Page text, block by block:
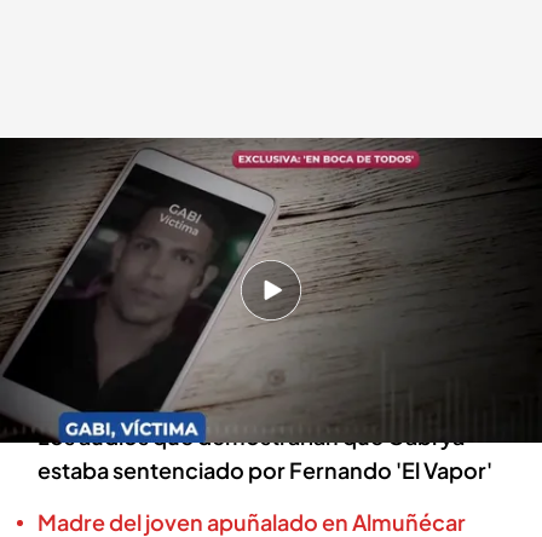
Audios de Fernando 'El Vapor'.cuatro.com
Miguel Barroso
09 ABR 2025 - 14:17h.
El pueblo de Almuñécar llora por el asesinato a
plena luz del día de Gabi, un joven muy querido
en la localidad
Los audios que demostrarían que Gabi ya
estaba sentenciado por Fernando 'El Vapor'
Madre del joven apuñalado en Almuñécar